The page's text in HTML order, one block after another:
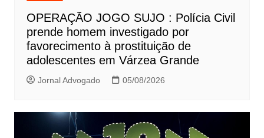
OPERAÇÃO JOGO SUJO : Polícia Civil
prende homem investigado por
favorecimento à prostituição de
adolescentes em Várzea Grande
Jornal Advogado 05/08/2026